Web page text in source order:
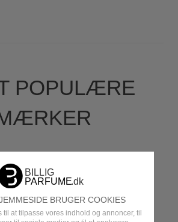
BRUGER COOKIES
til at tilpasse vores indhold og annoncer, til
POPULÆRE
AUSTRALIAN BODYCARE
ARMAF
BVLGARI